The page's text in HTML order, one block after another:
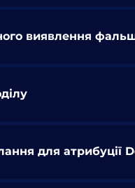
виявлення
для атрибуції